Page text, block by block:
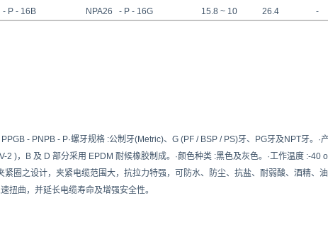
P - 16B
NPA26 - P - 16G
15.8 ~ 10
26.4
-
- PNPB - P·螺牙规格 :公制牙(Metric)、G (PF / BSP / PS)牙、PG牙及NPT牙。·
2 )，B 及 D 部分采用 EPDM 耐候橡胶制成。·颜色种类 :黑色及灰色。·工作温度 :-40
紧圈之设计，夹紧电缆范围大，抗拉力特强，可防水、防尘、抗盐、耐弱酸、酒精、
扭曲，并延长电缆寿命及增强安全性。